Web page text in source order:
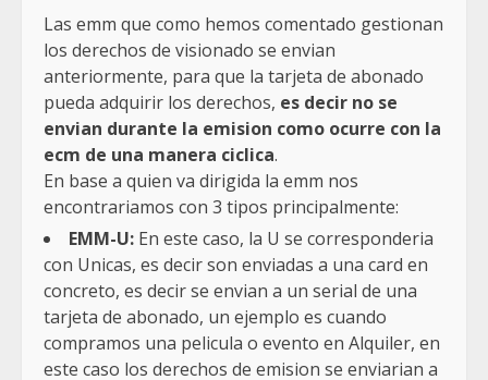
Las emm que como hemos comentado gestionan
los derechos de visionado se envian
anteriormente, para que la tarjeta de abonado
pueda adquirir los derechos, es decir no se
envian durante la emision como ocurre con la
ecm de una manera ciclica.
En base a quien va dirigida la emm nos
encontrariamos con 3 tipos principalmente:
EMM-U: En este caso, la U se corresponderia
con Unicas, es decir son enviadas a una card en
concreto, es decir se envian a un serial de una
tarjeta de abonado, un ejemplo es cuando
compramos una pelicula o evento en Alquiler, en
este caso los derechos de emision se enviarian a